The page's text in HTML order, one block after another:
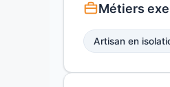
Métiers
Artisan en